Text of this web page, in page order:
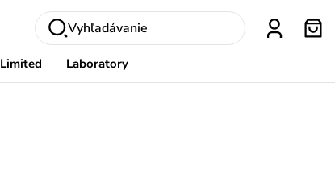
Limited Laboratory
S čím chybu neurobíš? Pozri
Výmena a vrátenie zadarmo Zobraziť
Vyhľadávanie